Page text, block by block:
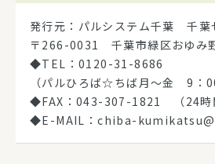
発行元：パルシステム千葉
〒266-0031 千葉市緑区おゆみ
◆TEL：0120-31-8686
（パルひろば☆ちば月～金 9：
◆FAX：043-307-1821 （24
◆E-MAIL：chiba-